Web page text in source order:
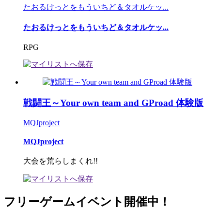
たおるけっとをもういちど＆タオルケッ...
たおるけっとをもういちど＆タオルケッ...
RPG
戦闘王～Your own team and GProad 体験版
MQJproject
MQJproject
大会を荒らしまくれ!!
フリーゲームイベント開催中！